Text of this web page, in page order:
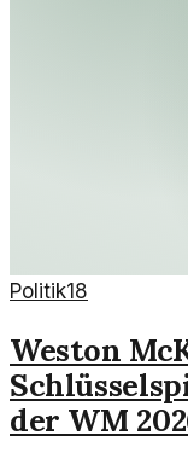
Politik18
Weston
der WM